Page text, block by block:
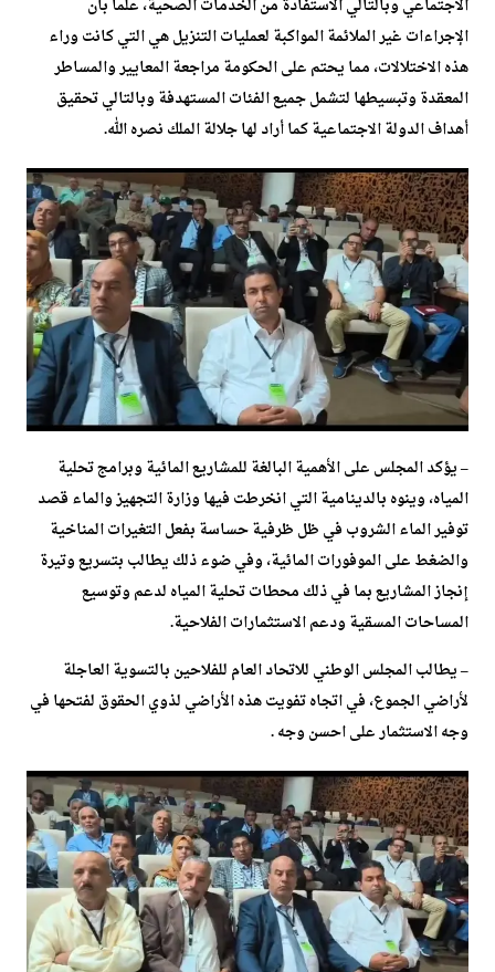
الاجتماعي وبالتالي الاستفادة من الخدمات الصحية، علما بأن
الإجراءات غير الملائمة المواكبة لعمليات التنزيل هي التي كانت وراء
هذه الاختلالات، مما يحتم على الحكومة مراجعة المعايير والمساطر
المعقدة وتبسيطها لتشمل جميع الفئات المستهدفة وبالتالي تحقيق
أهداف الدولة الاجتماعية كما أراد لها جلالة الملك نصره الله.
– يؤكد المجلس على الأهمية البالغة للمشاريع المائية وبرامج تحلية
المياه، وينوه بالدينامية التي انخرطت فيها وزارة التجهيز والماء قصد
توفير الماء الشروب في ظل ظرفية حساسة بفعل التغيرات المناخية
والضغط على الموفورات المائية، وفي ضوء ذلك يطالب بتسريع وتيرة
إنجاز المشاريع بما في ذلك محطات تحلية المياه لدعم وتوسيع
المساحات المسقية ودعم الاستثمارات الفلاحية.
– يطالب المجلس الوطني للاتحاد العام للفلاحين بالتسوية العاجلة
لأراضي الجموع، في اتجاه تفويت هذه الأراضي لذوي الحقوق لفتحها في
وجه الاستثمار على احسن وجه .